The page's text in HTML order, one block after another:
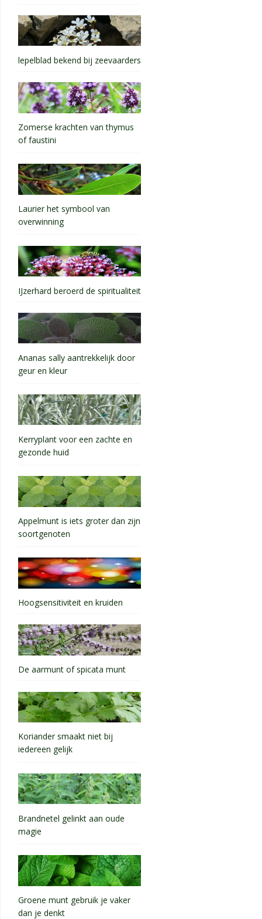
lepelblad bekend bij zeevaarders
Zomerse krachten van thymus
of faustini
Laurier het symbool van
overwinning
IJzerhard beroerd de spiritualiteit
Ananas sally aantrekkelijk door
geur en kleur
Kerryplant voor een zachte en
gezonde huid
Appelmunt is iets groter dan zijn
soortgenoten
Hoogsensitiviteit en kruiden
De aarmunt of spicata munt
Koriander smaakt niet bij
iedereen gelijk
Brandnetel gelinkt aan oude
magie
Groene munt gebruik je vaker
dan je denkt